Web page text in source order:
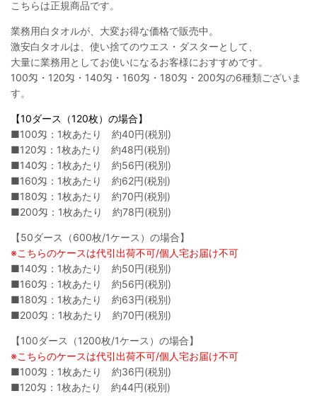
こちらは正規商品です。
業務用白タオルが、大変お得な価格で販売中。
激安白タオルは、使い捨てのウエス・ダスターとして、
大量に業務用としてお使いになるお客様におすすめです。
100匁・120匁・140匁・160匁・180匁・200匁の6種類ございま
す。
【10ダース（120枚）の場合】
■100匁：1枚あたり 約40円(税別)
■120匁：1枚あたり 約48円(税別)
■140匁：1枚あたり 約56円(税別)
■160匁：1枚あたり 約62円(税別)
■180匁：1枚あたり 約70円(税別)
■200匁：1枚あたり 約78円(税別)
【50ダース（600枚/1ケース）の場合】
※こちらのケースは代引出荷不可/個人宅お届け不可
■140匁：1枚あたり 約50円(税別)
■160匁：1枚あたり 約56円(税別)
■180匁：1枚あたり 約63円(税別)
■200匁：1枚あたり 約70円(税別)
【100ダース（1200枚/1ケース）の場合】
※こちらのケースは代引出荷不可/個人宅お届け不可
■100匁：1枚あたり 約36円(税別)
■120匁：1枚あたり 約44円(税別)